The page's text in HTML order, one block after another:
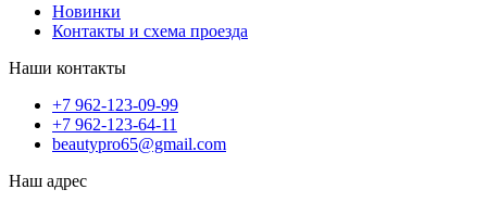
Новинки
Контакты и схема проезда
Наши контакты
+7 962-123-09-99
+7 962-123-64-11
beautypro65@gmail.com
Наш адрес